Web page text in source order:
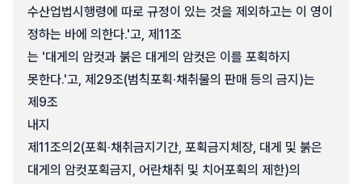
수산업법시행령에 따로 규정이 있는 것을 제외하고는 이 영이
정하는 바에 의한다.'고, 제11조
는 '대게의 암컷과 붉은 대게의 암컷은 이를 포획하지
못한다.'고, 제29조(범칙포획·채취물의 판매 등의 금지)는
제9조
내지
제11조의2(포획·채취금지기간, 포획금지체장, 대게 및 붉은
대게의 암컷포획금지, 어란채취 및 치어포획의 제한)의